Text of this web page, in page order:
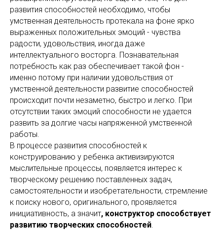
развития способностей необходимо, чтобы
умственная деятельность протекала на фоне ярко
выраженных положительных эмоций - чувства
радости, удовольствия, иногда даже
интеллектуального восторга. Познавательная
потребность как раз обеспечивает такой фон -
именно потому при наличии удовольствия от
умственной деятельности развитие способностей
происходит почти незаметно, быстро и легко. При
отсутствии таких эмоций способности не удается
развить за долгие часы напряженной умственной
работы.
В процессе развития способностей к
конструированию у ребенка активизируются
мыслительные процессы, появляется интерес к
творческому решению поставленных задач,
самостоятельности и изобретательности, стремление
к поиску нового, оригинального, проявляется
инициативность, а значит, конструктор способствует
развитию творческих способностей.